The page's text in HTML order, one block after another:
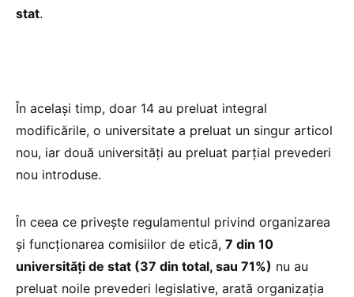
stat.
În același timp, doar 14 au preluat integral
modificările, o universitate a preluat un singur articol
nou, iar două universități au preluat parțial prevederi
nou introduse.
În ceea ce privește regulamentul privind organizarea
și funcționarea comisiilor de etică, 7 din 10
universități de stat (37 din total, sau 71%) nu au
preluat noile prevederi legislative, arată organizația